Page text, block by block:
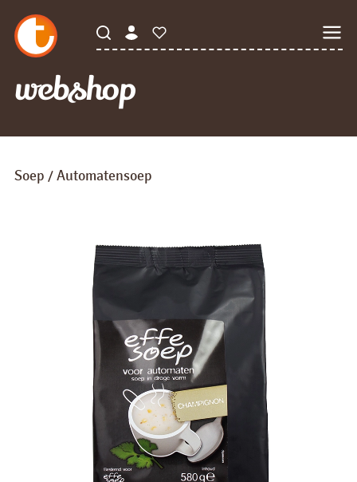
webshop
Soep / Automatensoep